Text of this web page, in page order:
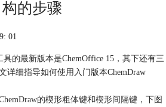
构的步骤
01
具的最新版本是ChemOffice 15，其下还有三
详细指导如何使用入门版本ChemDraw
的楔形粗体键和楔形间隔键，下图